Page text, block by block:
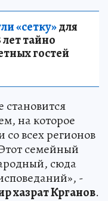
«сетку»для
тайно
гостей
на которое
всех регионов
семейный
сюда
-
хазрат Крганов.